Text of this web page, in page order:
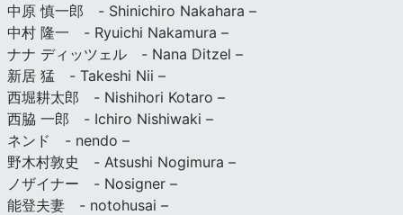
中原 慎一郎 - Shinichiro Nakahara –
中村 隆一 - Ryuichi Nakamura –
ナナ ディッツェル - Nana Ditzel –
新居 猛 - Takeshi Nii –
西堀耕太郎 - Nishihori Kotaro –
西脇 一郎 - Ichiro Nishiwaki –
ネンド - nendo –
野木村敦史 - Atsushi Nogimura –
ノザイナー - Nosigner –
能登夫妻 - notohusai –